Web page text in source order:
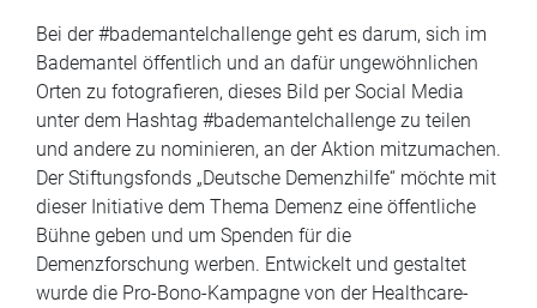
Bei der #bademantelchallenge geht es darum, sich im
Bademantel öffentlich und an dafür ungewöhnlichen
Orten zu fotografieren, dieses Bild per Social Media
unter dem Hashtag #bademantelchallenge zu teilen
und andere zu nominieren, an der Aktion mitzumachen.
Der Stiftungsfonds „Deutsche Demenzhilfe“ möchte mit
dieser Initiative dem Thema Demenz eine öffentliche
Bühne geben und um Spenden für die
Demenzforschung werben. Entwickelt und gestaltet
wurde die Pro-Bono-Kampagne von der Healthcare-